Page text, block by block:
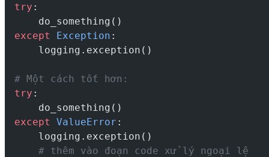
try :
    do_something()
except
Exception :
    logging.exception()
# Một cách tốt hơn:
try :
    do_something()
except
ValueError :
    logging.exception()
# thêm vào đoạn code xử lý ngoại lệ